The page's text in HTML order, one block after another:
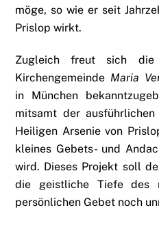
möge, so wie er seit
Prislop wirkt.
Zugleich freut sich die
Kirchengemeinde Maria
in München
mitsamt der
Heiligen Arsenie von
kleines Gebets- und
wird. Dieses Projekt soll
die geistliche Tiefe des
persönlichen Gebet noch